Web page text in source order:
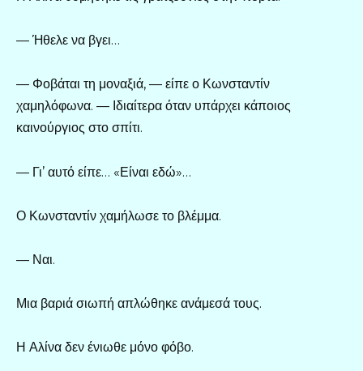
— Ήθελε να βγει…
— Φοβάται τη μοναξιά, — είπε ο Κωνσταντίν
χαμηλόφωνα. — Ιδιαίτερα όταν υπάρχει κάποιος
καινούργιος στο σπίτι.
— Γι’ αυτό είπε… «Είναι εδώ»…
Ο Κωνσταντίν χαμήλωσε το βλέμμα.
— Ναι.
Μια βαριά σιωπή απλώθηκε ανάμεσά τους.
Η Αλίνα δεν ένιωθε μόνο φόβο.